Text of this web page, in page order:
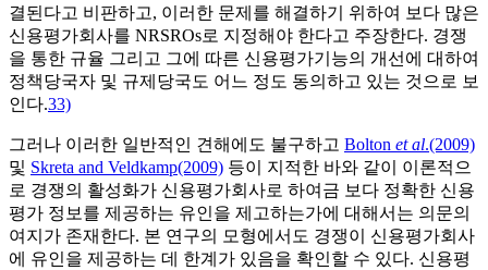
결된다고 비판하고, 이러한 문제를 해결하기 위하여 보다 많은
신용평가회사를 NRSROs로 지정해야 한다고 주장한다. 경쟁
을 통한 규율 그리고 그에 따른 신용평가기능의 개선에 대하여
정책당국자 및 규제당국도 어느 정도 동의하고 있는 것으로 보
인다.33)
그러나 이러한 일반적인 견해에도 불구하고 Bolton et al.(2009)
및 Skreta and Veldkamp(2009) 등이 지적한 바와 같이 이론적으
로 경쟁의 활성화가 신용평가회사로 하여금 보다 정확한 신용
평가 정보를 제공하는 유인을 제고하는가에 대해서는 의문의
여지가 존재한다. 본 연구의 모형에서도 경쟁이 신용평가회사
에 유인을 제공하는 데 한계가 있음을 확인할 수 있다. 신용평